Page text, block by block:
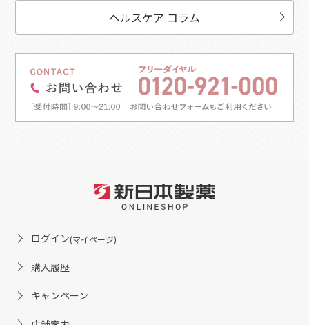
ヘルスケア コラム
ログイン(マイページ)
購入履歴
キャンペーン